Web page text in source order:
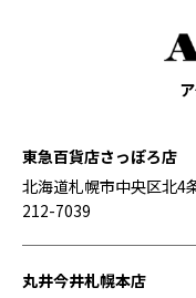
東急百貨店さっぽろ店
北海道札幌市中央区北4
212-7039
丸井今井札幌本店